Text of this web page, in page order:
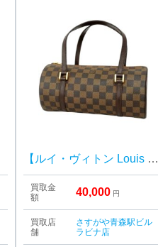
【ルイ・ヴィトン Louis Vuitton 】パピヨン・モノグラム・キャンバス・レディース・ブランド
買取金
額
40,000 円
買取店
舗
さすがや青森駅ビル
ラビナ店